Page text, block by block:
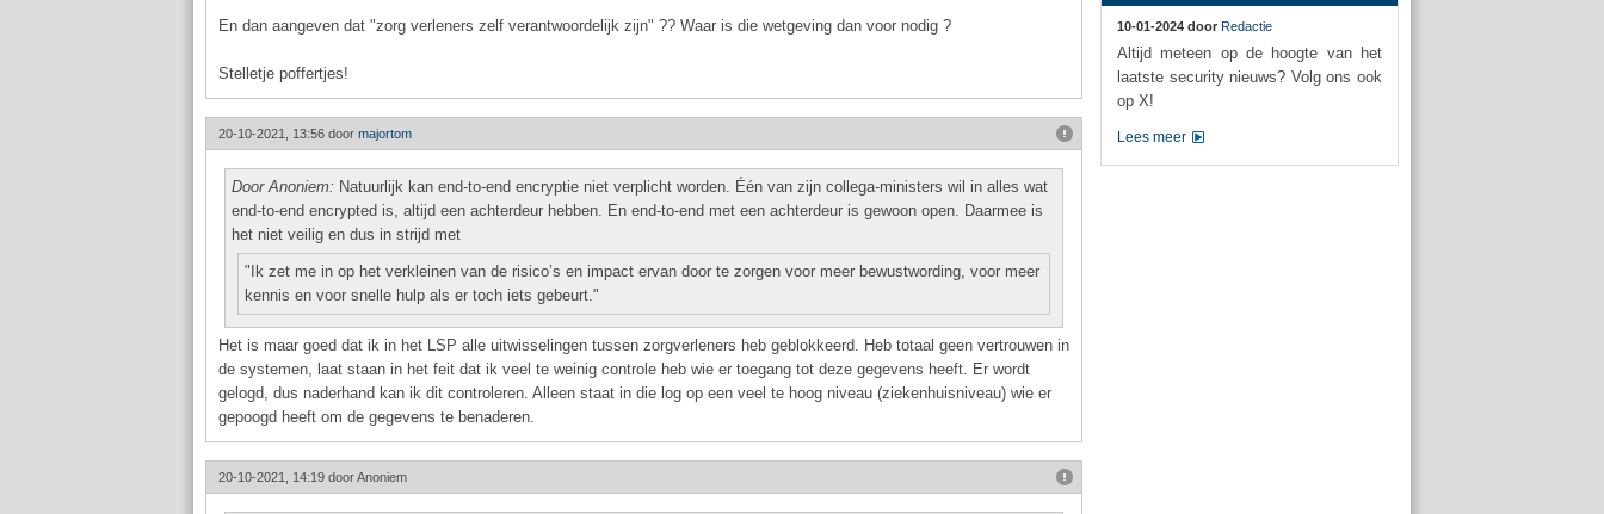
En dan aangeven dat "zorg verleners zelf verantwoordelijk zijn" ?? Waar is die wetgeving dan voor nodig ?
Stelletje poffertjes!
20-10-2021, 13:56 door majortom
Door Anoniem: Natuurlijk kan end-to-end encryptie niet verplicht worden. Één van zijn collega-ministers wil in alles wat
end-to-end encrypted is, altijd een achterdeur hebben. En end-to-end met een achterdeur is gewoon open. Daarmee is
het niet veilig en dus in strijd met
"Ik zet me in op het verkleinen van de risico’s en impact ervan door te zorgen voor meer bewustwording, voor meer
kennis en voor snelle hulp als er toch iets gebeurt."
Het is maar goed dat ik in het LSP alle uitwisselingen tussen zorgverleners heb geblokkeerd. Heb totaal geen vertrouwen in
de systemen, laat staan in het feit dat ik veel te weinig controle heb wie er toegang tot deze gegevens heeft. Er wordt
gelogd, dus naderhand kan ik dit controleren. Alleen staat in die log op een veel te hoog niveau (ziekenhuisniveau) wie er
gepoogd heeft om de gegevens te benaderen.
20-10-2021, 14:19 doorAnoniem
10-01-2024 door Redactie
Altijd meteen op de hoogte van het
laatste security nieuws? Volg ons ook
op X!
Lees meer